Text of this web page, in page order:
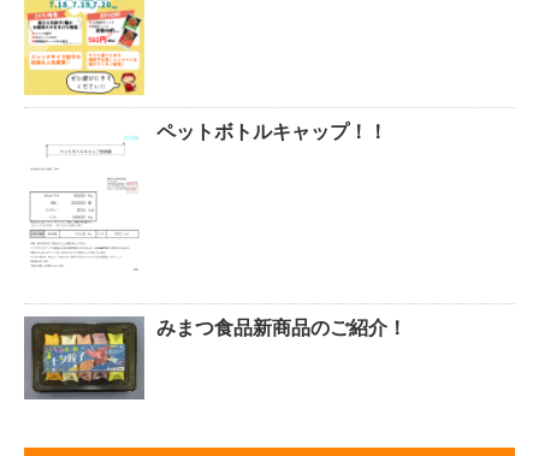
ペットボトルキャップ！！
みまつ食品新商品のご紹介！